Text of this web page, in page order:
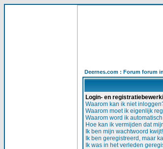
Deernes.com : Forum forum
Login- en
Waarom kan ik niet
Waarom moet ik eigenlijk
Waarom word ik
Hoe kan ik vermijden dat
Ik ben mijn wachtwoord kwijt!
Ik ben geregistreerd, maar
Ik was in het verleden